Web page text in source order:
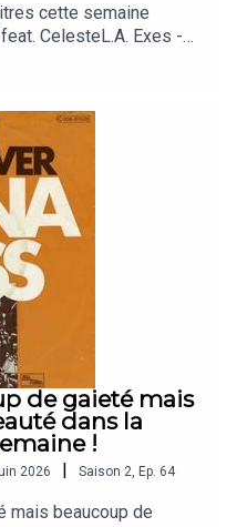
cette semaine
CelesteL.A. Exes -
- Le Roi de la
heal
- +case_lang_veirs -
de gaieté mais
dans la
!
2026 | Saison 2 Ep. 64
mais beaucoup de